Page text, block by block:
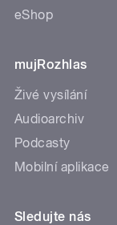
eShop
mujRozhlas
Živé vysílání
Audioarchiv
Podcasty
Mobilní aplikace
Sledujte nás